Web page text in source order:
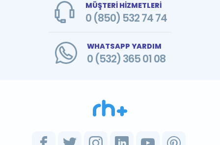
MÜŞTERİ HİZMETLERİ
0 (850) 532 74 74
WHATSAPP YARDIM
0 (532) 365 01 08